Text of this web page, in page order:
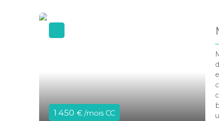
1 450 € /mois CC